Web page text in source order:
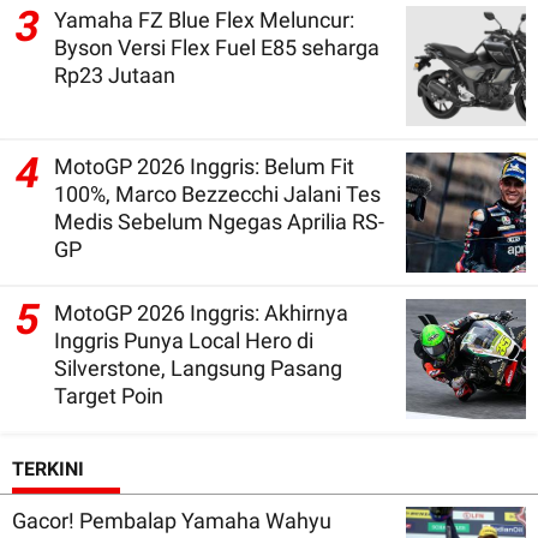
3 Yamaha FZ Blue Flex Meluncur:
Byson Versi Flex Fuel E85 seharga
Rp23 Jutaan
4
MotoGP 2026 Inggris: Belum Fit
100%, Marco Bezzecchi Jalani Tes
Medis Sebelum Ngegas Aprilia RS-
GP
5 MotoGP 2026 Inggris: Akhirnya
Inggris Punya Local Hero di
Silverstone, Langsung Pasang
Target Poin
TERKINI
Gacor! Pembalap Yamaha Wahyu